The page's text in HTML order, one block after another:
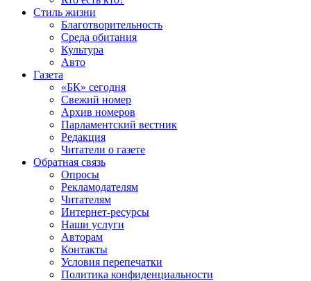
Стиль жизни
Благотворительность
Среда обитания
Культура
Авто
Газета
«БК» сегодня
Свежий номер
Архив номеров
Парламентский вестник
Редакция
Читатели о газете
Обратная связь
Опросы
Рекламодателям
Читателям
Интернет-ресурсы
Наши услуги
Авторам
Контакты
Условия перепечатки
Политика конфиденциальности